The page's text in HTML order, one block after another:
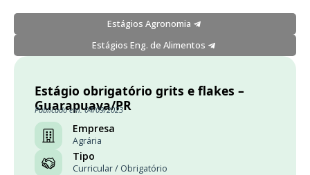
Estágios Agronomia
Estágios Eng. de Alimentos
Estágio obrigatório grits e flakes –
Guarapuava/PR
Publicado em: 04/09/2023
Empresa
Agrária
Tipo
Curricular / Obrigatório